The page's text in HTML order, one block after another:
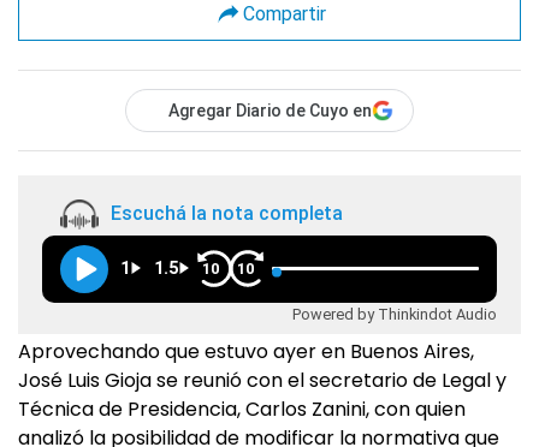
Compartir
Agregar Diario de Cuyo en
Escuchá la nota completa
1 1.5 10 10
Powered by Thinkindot Audio
Aprovechando que estuvo ayer en Buenos Aires,
José Luis Gioja se reunió con el secretario de Legal y
Técnica de Presidencia, Carlos Zanini, con quien
analizó la posibilidad de modificar la normativa que